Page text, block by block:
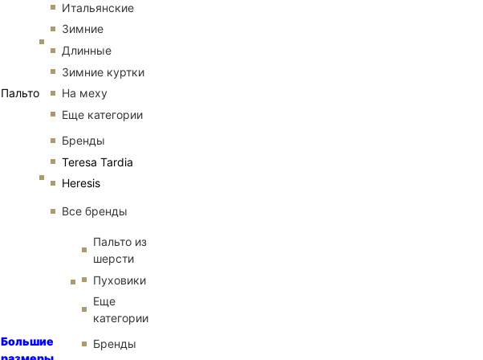
Пальто
Итальянские
Зимние
Длинные
Зимние куртки
На меху
Еще категории
Бренды
Teresa Tardia
Heresis
Все бренды
Большие
Пальто из
шерсти
Пуховики
Еще
категории
Бренды